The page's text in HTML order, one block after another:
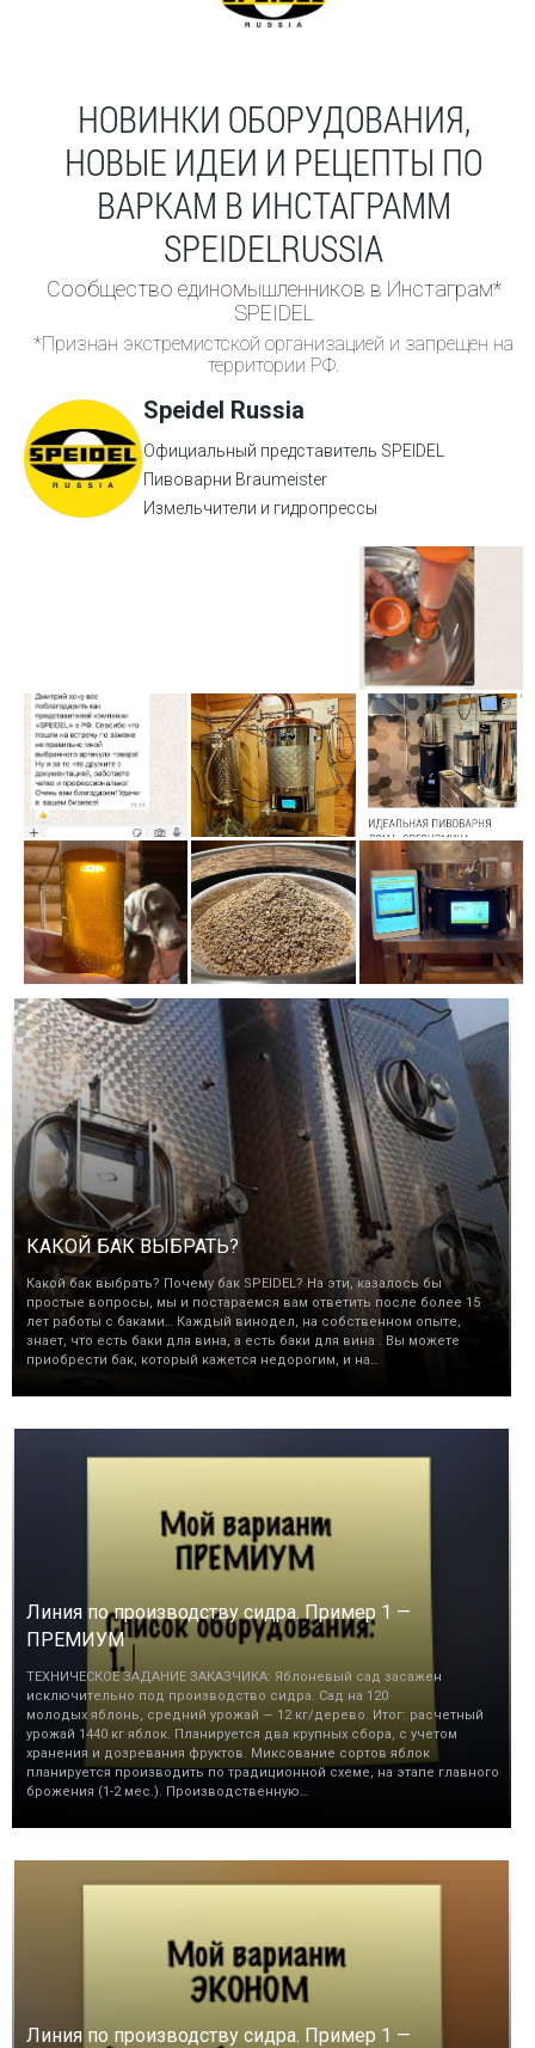
НОВИНКИ ОБОРУДОВАНИЯ,
НОВЫЕ ИДЕИ И РЕЦЕПТЫ ПО
ВАРКАМ В ИНСТАГРАММ
SPEIDELRUSSIA
Сообщество единомышленников в Инстаграм*
SPEIDEL
*Признан экстремистской организацией и запрещен на
территории РФ.
Speidel Russia
Официальный представитель SPEIDEL
Пивоварни Braumeister
Измельчители и гидропрессы
КАКОЙ БАК ВЫБРАТЬ?
Какой бак выбрать? Почему бак SPEIDEL? На эти, казалось бы
простые вопросы, мы и постараемся вам ответить после более 15
лет работы с баками… Каждый винодел, на собственном опыте,
знает, что есть баки для вина, а есть баки для вина . Вы можете
приобрести бак, который кажется недорогим, и на…
Линия по производству сидра. Пример 1 —
ПРЕМИУМ
ТЕХНИЧЕСКОЕ ЗАДАНИЕ ЗАКАЗЧИКА: Яблоневый сад засажен
исключительно под производство сидра. Сад на 120
молодых яблонь, средний урожай — 12 кг/дерево. Итог: расчетный
урожай 1440 кг яблок. Планируется два крупных сбора, с учетом
хранения и дозревания фруктов. Миксование сортов яблок
планируется производить по традиционной схеме, на этапе главного
брожения (1-2 мес.). Производственную…
Линия по производству сидра. Пример 1 —